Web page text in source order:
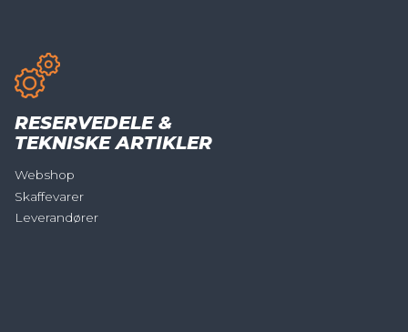
RESERVEDELE &
TEKNISKE ARTIKLER
Webshop
Skaffevarer
Leverandører